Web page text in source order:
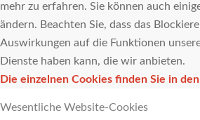
mehr zu erfahren. Sie können auch
ändern. Beachten Sie, dass das
Auswirkungen auf die Funktionen
Dienste haben kann, die wir anbieten.
Die einzelnen Cookies finden Sie in
Wesentliche Website-Cookies